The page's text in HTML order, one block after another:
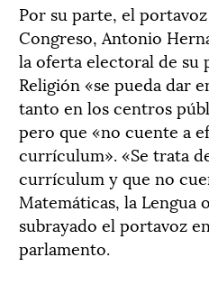
Por su parte, el
Congreso, Antonio
la oferta electoral de su
Religión «se pueda dar
tanto en los centros
pero que «no cuente a
currículum». «Se trata
currículum y que no
Matemáticas, la Lengua
subrayado el portavoz
parlamento.